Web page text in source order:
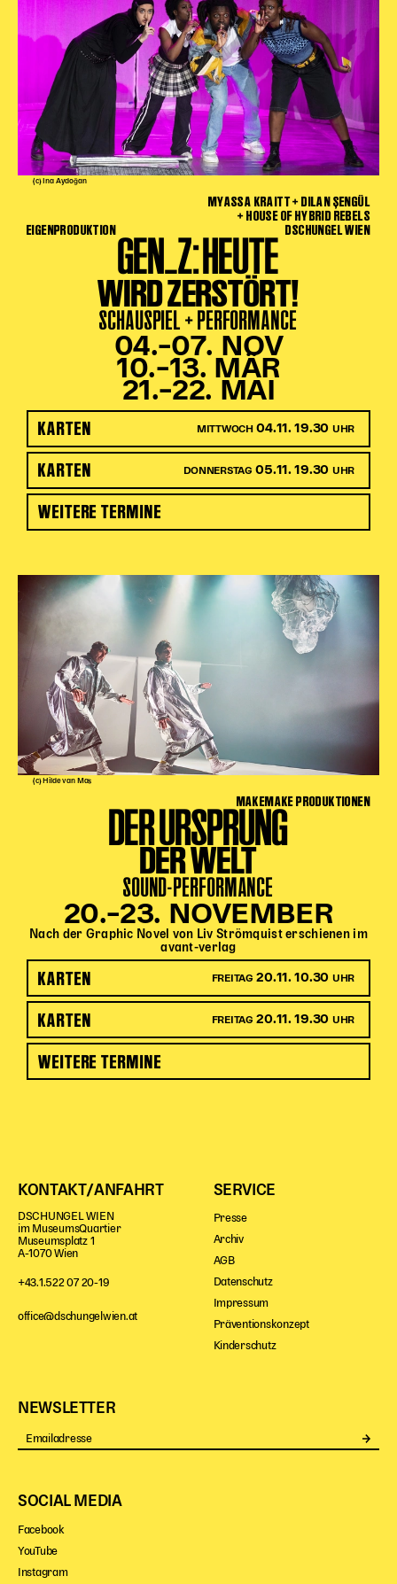
(c) Ina Aydoğan
EIGENPRODUKTION
MYASSA KRAITT + DILAN ŞENGÜL
+ HOUSE OF HYBRID REBELS
DSCHUNGEL WIEN
GEN_Z: HEUTE
WIRD ZERSTÖRT!
SCHAUSPIEL + PERFORMANCE
04.–07. NOV
10.–13. MÄR
21.–22. MAI
KARTEN MITTWOCH04.11. 19.30 UHR
KARTEN DONNERSTAG 05.11. 19.30 UHR
WEITERE TERMINE
(c) Hilde van Mas
MAKEMAKE PRODUKTIONEN
DER URSPRUNG
DER WELT
SOUND-PERFORMANCE
20.–23. NOVEMBER
Nach der Graphic Novel von Liv Strömquist erschienen im
avant-verlag
KARTEN FREITAG 20.11. 10.30 UHR
KARTEN FREITAG 20.11. 19.30 UHR
WEITERE TERMINE
KONTAKT/ANFAHRT
DSCHUNGEL WIEN
im MuseumsQuartier
Museumsplatz 1
A-1070 Wien
+43.1.522 07 20-19
office@dschungelwien.at
SERVICE
Presse
Archiv
AGB
Datenschutz
Impressum
Präventionskonzept
Kinderschutz
NEWSLETTER
SOCIAL MEDIA
Facebook
YouTube
Instagram